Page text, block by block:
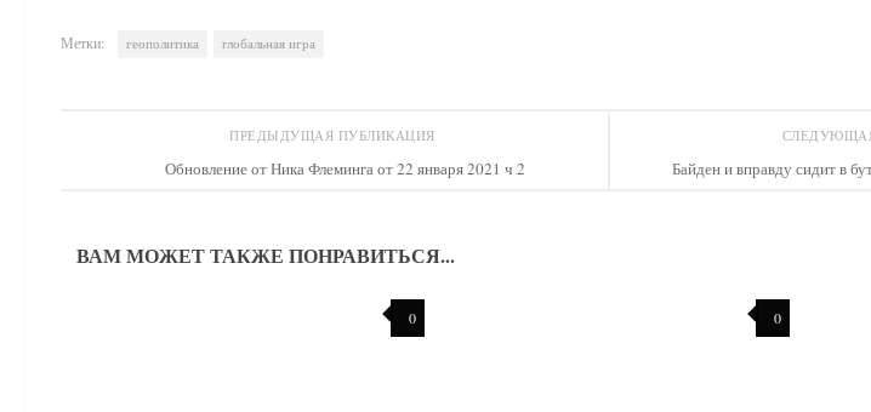
Метки: геополитика глобальная игра
Байден и вправду сидит в
ПРЕДЫДУЩАЯ ПУБЛИКАЦИЯ
Обновление от Ника Флеминга от 22 января 2021 ч 2
ВАМ МОЖЕТ ТАКЖЕ ПОНРАВИТЬСЯ...
0 0